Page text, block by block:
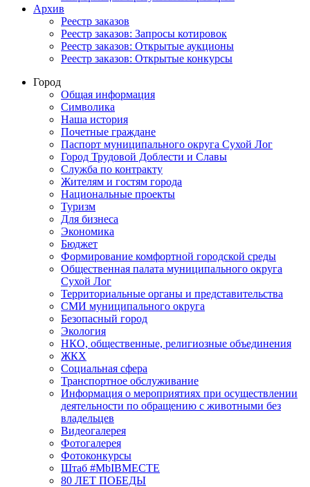
Архив
Реестр заказов
Реестр заказов: Запросы котировок
Реестр заказов: Открытые аукционы
Реестр заказов: Открытые конкурсы
Город
Общая информация
Символика
Наша история
Почетные граждане
Паспорт муниципального округа Сухой Лог
Город Трудовой Доблести и Славы
Служба по контракту
Жителям и гостям города
Национальные проекты
Туризм
Для бизнеса
Экономика
Бюджет
Формирование комфортной городской среды
Общественная палата муниципального округа
Сухой Лог
Территориальные органы и представительства
СМИ муниципального округа
Безопасный город
Экология
НКО, общественные, религиозные объединения
ЖКХ
Социальная сфера
Транспортное обслуживание
Информация о мероприятиях при осуществлении
деятельности по обращению с животными без
владельцев
Видеогалерея
Фотогалерея
Фотоконкурсы
Штаб #MbIBMECTE
80 ЛЕТ ПОБЕДЫ